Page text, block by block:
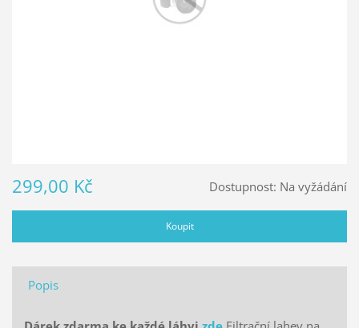
Dostupnost: Na vyžádání
299,00 Kč
Popis